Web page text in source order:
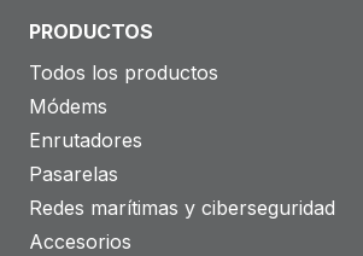
PRODUCTOS
Todos los productos
Módems
Enrutadores
Pasarelas
Redes marítimas y ciberseguridad
Accesorios